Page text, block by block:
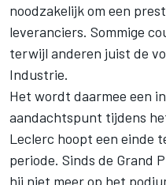
noodzakelijk om een
leveranciers. Sommige
terwijl anderen juist de
Industrie.
Het wordt daarmee een
aandachtspunt tijdens
Leclerc hoopt een einde
periode. Sinds de Grand
hij niet meer op het